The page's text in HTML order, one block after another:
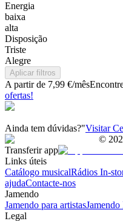
Energia
baixa
alta
Disposição
Triste
Alegre
Aplicar filtros
A partir de 7,99 €/mês
ofertas!
Ainda tem dúvidas?"Visitar
©
Transferir app
Links úteis
Catálogo musicalRádios In-
ajudaContacte-nos
Jamendo
Jamendo para artistas
Legal